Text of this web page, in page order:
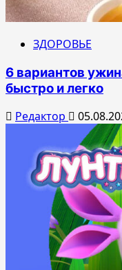
ЗДОРОВЬЕ
6 вариантов
быстро и легко
Редактор